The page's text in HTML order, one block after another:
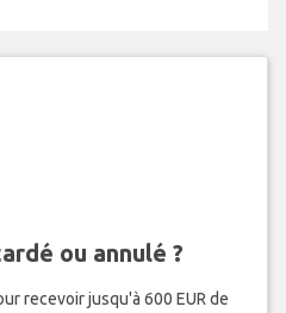
ou annulé ?
recevoir jusqu'à 600 EUR de